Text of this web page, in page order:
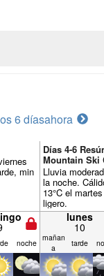
6 díasahora
min
Días 4-6
Mountain Ski
Lluvia
la noche.
13°C el
ligero.
lunes
10
noche mañan
a
tarde